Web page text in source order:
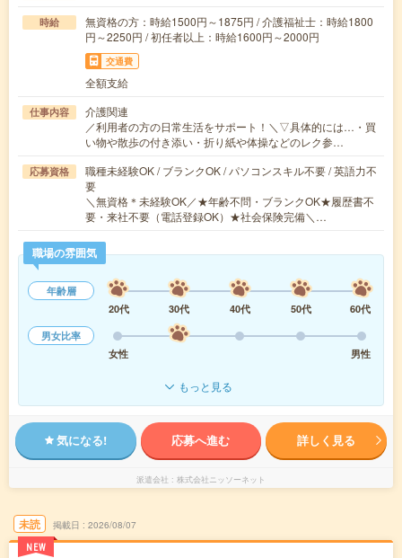
時給
無資格の方：時給1500円～1875円 / 介護福祉士：時給1800
円～2250円 / 初任者以上：時給1600円～2000円
交通費
全額支給
仕事内容
介護関連
／利用者の方の日常生活をサポート！＼▽具体的には…・買
い物や散歩の付き添い・折り紙や体操などのレク参…
応募資格
職種未経験OK / ブランクOK / パソコンスキル不要 / 英語力不
要
＼無資格＊未経験OK／★年齢不問・ブランクOK★履歴書不
要・来社不要（電話登録OK）★社会保険完備＼…
職場の雰囲気
年齢層
20代
30代 40代 50代
60代
男女比率
女性
男性
もっと見る
気になる! 応募へ進む 詳しく見る
派遣会社 株式会社ニッソーネット
未読
NEW
掲載日 2026/08/07